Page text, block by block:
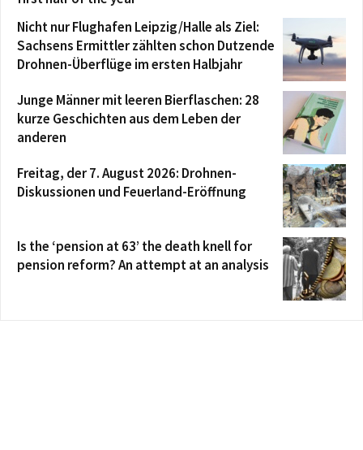
Nicht nur Flughafen Leipzig/Halle als Ziel:
Sachsens Ermittler zählten schon Dutzende
Drohnen-Überflüge im ersten Halbjahr
Junge Männer mit leeren Bierflaschen: 28
kurze Geschichten aus dem Leben der
anderen
Freitag, der 7. August 2026: Drohnen-
Diskussionen und Feuerland-Eröffnung
Is the ‘pension at 63’ the death knell for
pension reform? An attempt at an analysis